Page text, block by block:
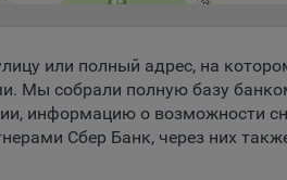
или полный адрес, на
Мы собрали полную базу
информацию о возможности
Сбер Банк, через них